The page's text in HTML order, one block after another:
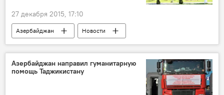
27 декабря 2015, 17:10
Азербайджан Новости
Азербайджан направил гуманитарную
помощь Таджикистану